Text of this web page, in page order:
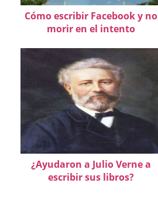
Cómo escribir Facebook y no
morir en el intento
¿Ayudaron a Julio Verne a
escribir sus libros?